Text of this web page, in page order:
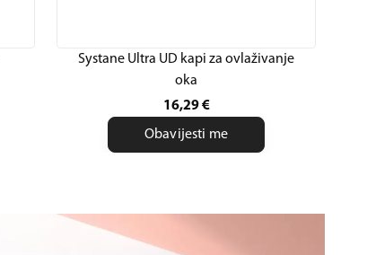
Systane Ultra UD kapi za ovlaživanje
oka
16,29 €
Obavijesti me